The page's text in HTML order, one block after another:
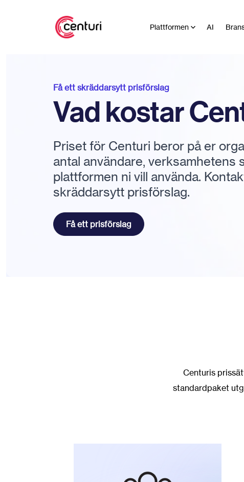
Plattformen AI
Få ett skräddarsytt prisförslag
Vad kostar
Priset för Centuri beror på er
antal användare, verksamhetens
plattformen ni vill använda.
skräddarsytt prisförslag.
Få ett prisförslag
Centuris
standardpaket